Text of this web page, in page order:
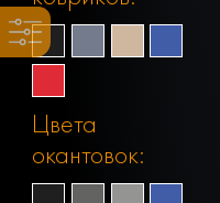
Цвета
окантовок: